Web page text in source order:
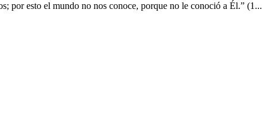
por esto el mundo no nos conoce, porque no le conoció a Él.” (1...